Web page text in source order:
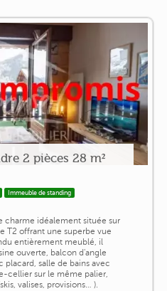
2 pièces 28 m²
Immeuble de standing
charme idéalement située sur
T2 offrant une superbe vue
entièrement meublé, il
ouverte, balcon d'angle
placard, salle de bains avec
cellier sur le même palier,
valises, provisions… ).